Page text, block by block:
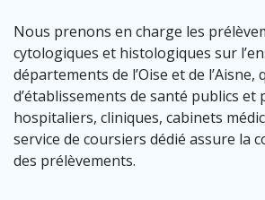
Nous prenons en charge les
cytologiques et histologiques sur
départements de l’Oise et de
d’établissements de santé publics et
hospitaliers, cliniques, cabinets
service de coursiers dédié assure la
des prélèvements.